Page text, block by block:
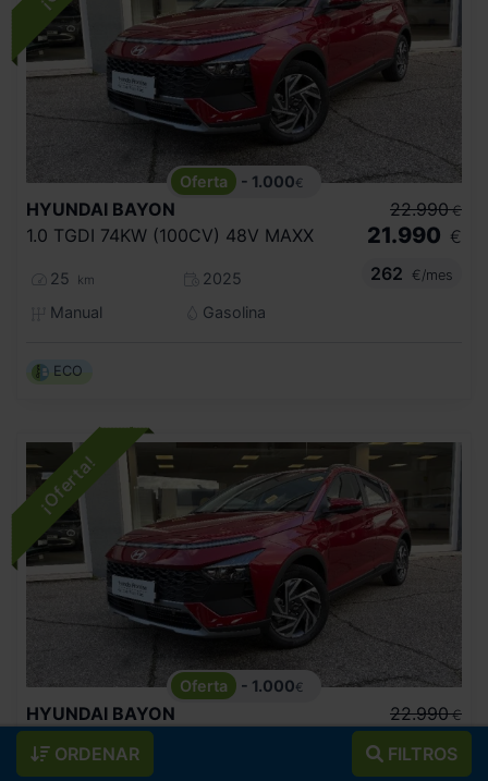
ORDENAR FILTROS
- 1.000€
HYUNDAI BAYON
1.0 TGDI 74KW (100CV) 48V MAXX
25 km
2025
Manual
Gasolina
22.990 €
21.990 €
262
€/mes
ECO
- 1.000€
HYUNDAI BAYON
1.0 TGDI 74KW (100CV) 48V MAXX
22.990 €
21.990